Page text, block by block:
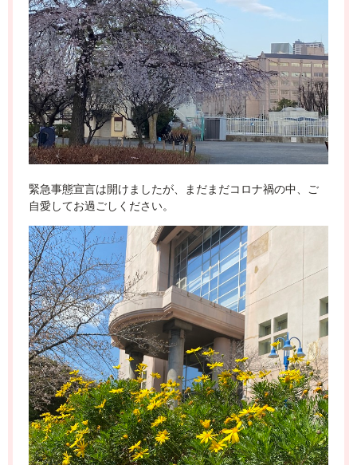
緊急事態宣言は開けましたが、まだまだコロナ禍の中、ご
自愛してお過ごしください。